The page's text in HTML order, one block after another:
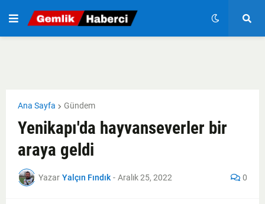
Ana Sayfa Gündem
Yenikapı'da hayvanseverler bir
araya geldi
Yazar Yalçın Fındık - Aralık 25, 2022 0